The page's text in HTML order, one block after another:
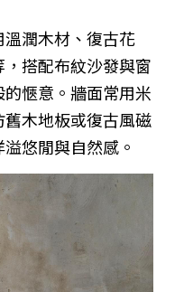
潤木材、復古花
搭配布紋沙發與窗
愜意。牆面常用米
木地板或復古風磁
悠閒與自然感。